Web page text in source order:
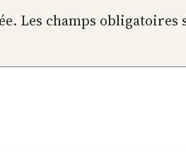
Les champs obligatoires